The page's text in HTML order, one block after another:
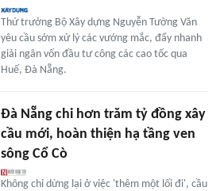
Thứ trưởng Bộ Xây dựng Nguyễn Tường Văn
yêu cầu sớm xử lý các vướng mắc, đẩy nhanh
giải ngân vốn đầu tư công các cao tốc qua
Huế, Đà Nẵng.
Đà Nẵng chi hơn trăm tỷ đồng xây
cầu mới, hoàn thiện hạ tầng ven
sông Cổ Cò
Không chỉ dừng lại ở việc 'thêm một lối đi', cầu